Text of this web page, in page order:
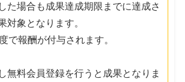
た場合も成果達成期限までに達成さ
対象となります。
で報酬が付与されます。
無料会員登録を行うと成果となりま